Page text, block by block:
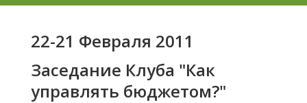
22-21 Февраля 2011
Заседание Клуба "Как
управлять бюджетом?"